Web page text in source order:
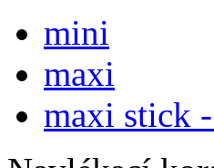
mini
maxi
maxi stick